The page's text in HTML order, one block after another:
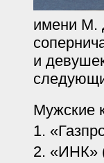
имени М.
и
Мужские
1.
2. «ИНК»